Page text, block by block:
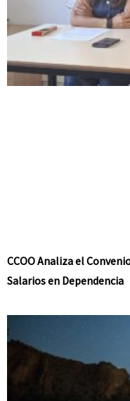
CCOO Analiza el
Salarios en Dependencia